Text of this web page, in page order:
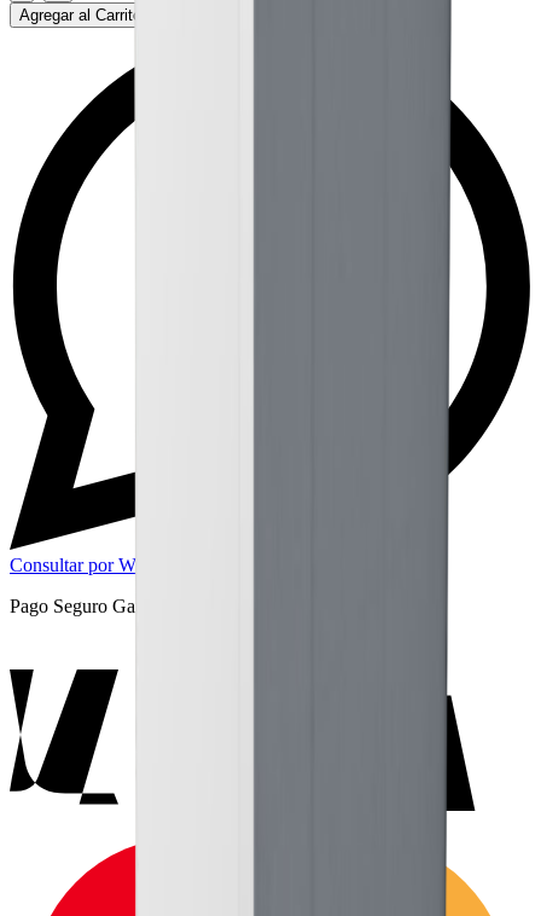
Agregar al Carrito
Consultar por WhatsApp
Pago Seguro Garantizado